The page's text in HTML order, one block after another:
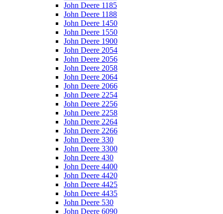
John Deere 1185
John Deere 1188
John Deere 1450
John Deere 1550
John Deere 1900
John Deere 2054
John Deere 2056
John Deere 2058
John Deere 2064
John Deere 2066
John Deere 2254
John Deere 2256
John Deere 2258
John Deere 2264
John Deere 2266
John Deere 330
John Deere 3300
John Deere 430
John Deere 4400
John Deere 4420
John Deere 4425
John Deere 4435
John Deere 530
John Deere 6090